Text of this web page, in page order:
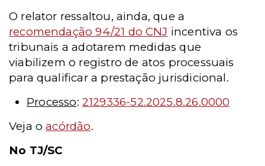
O relator ressaltou, ainda, que a
recomendação 94/21 do CNJ incentiva os
tribunais a adotarem medidas que
viabilizem o registro de atos processuais
para qualificar a prestação jurisdicional.
Processo: 2129336-52.2025.8.26.0000
Veja oacórdão.
No TJ/SC